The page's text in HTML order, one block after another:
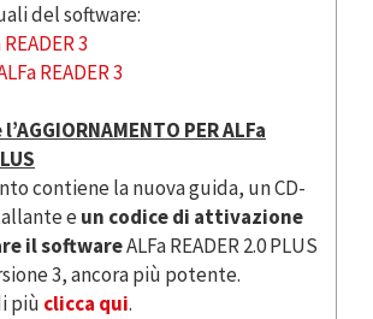
del software:
3
READER 3
PER ALFa
contiene la nuova guida, un CD-
eun codice di attivazione
il softwareALFa READER 2.0 PLUS
3, ancora più potente.
più clicca qui.